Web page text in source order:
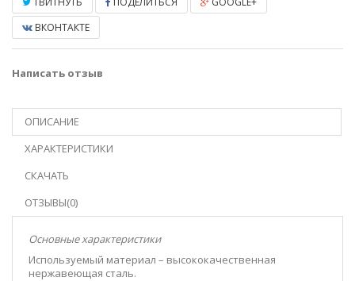
ВКОНТАКТЕ
Написать отзыв
ОПИСАНИЕ
ХАРАКТЕРИСТИКИ
СКАЧАТЬ
ОТЗЫВЫ(0)
Основные характеристики
Используемый материал – высококачественная
нержавеющая сталь.